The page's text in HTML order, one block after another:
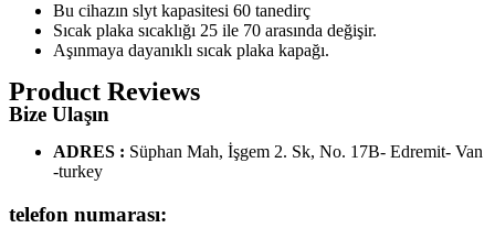
Bu cihazın slyt kapasitesi 60 tanedirç
Sıcak plaka sıcaklığı 25 ile 70 arasında değişir.
Aşınmaya dayanıklı sıcak plaka kapağı.
Product Reviews
Bize Ulaşın
ADRES : Süphan Mah, İşgem 2. Sk, No. 17B- Edremit- Van
-turkey
telefon numarası: